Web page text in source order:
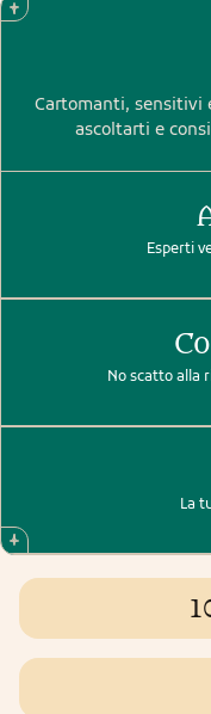
Cartomanti, sensitivi
ascoltarti e
Esperti
No scatto alla
La